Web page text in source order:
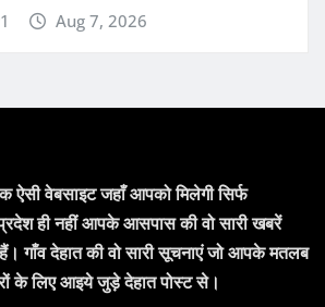
Aug 7, 2026
वेबसाइट जहाँ आपको मिलेगी सिर्फ
ही नहीं आपके आसपास की वो सारी खबरें
गाँव देहात की वो सारी सूचनाएं जो आपके मतलब
के लिए आइये जुड़े देहात पोस्ट से।